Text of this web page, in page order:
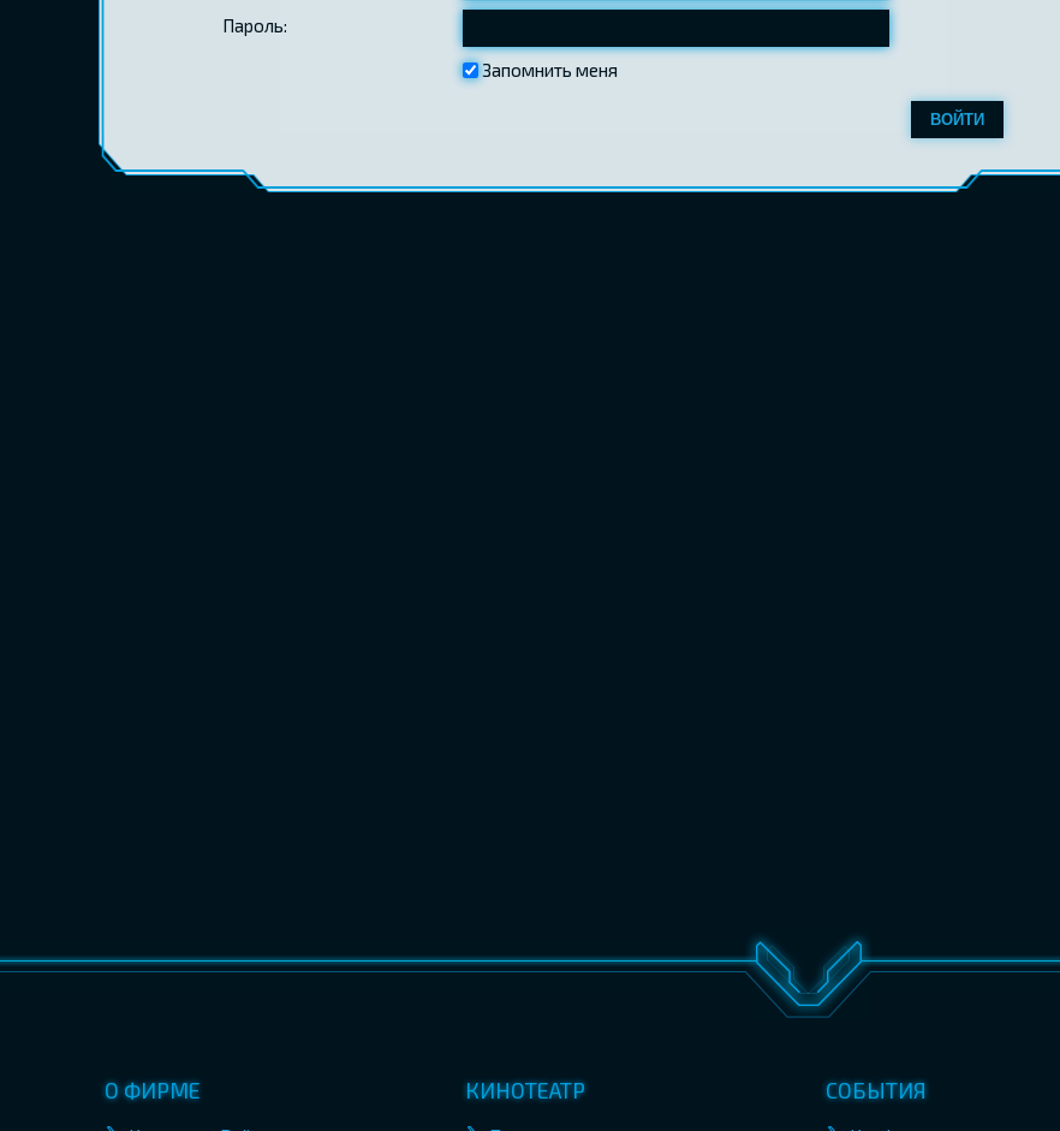
Пароль:
Запомнить меня
ВОЙТИ
О ФИРМЕ КИНОТЕАТР СОБЫТИЯ